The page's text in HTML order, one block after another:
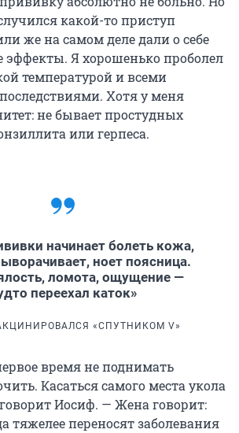
какой-то приступ
же на самом деле дали о себе
эффекты. Я хорошенько проболел
температурой и всеми
Хотя у меня
не бывает простудных
или герпеса.
начинает болеть кожа,
ноет поясница.
ломота, ощущение —
переехал каток»
«СПУТНИКОМ V»
время не поднимать
Касаться самого места укола
Иосиф. — Жена говорит:
тяжелее переносят заболевания